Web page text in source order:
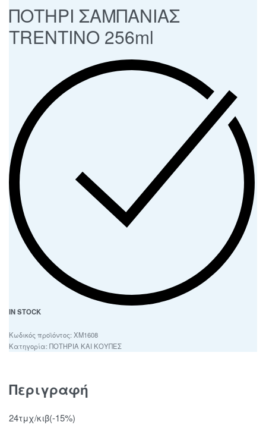
ΠΟΤΗΡΙ ΣΑΜΠΑΝΙΑΣ
TRENTINO 256ml
IN STOCK
ΧΜ1608
Κατηγορία: ΠΟΤΗΡΙΑ ΚΑΙ ΚΟΥΠΕΣ
Περιγραφή
24τμχ/κιβ(-15%)